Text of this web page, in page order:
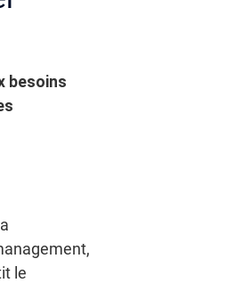
besoins
le